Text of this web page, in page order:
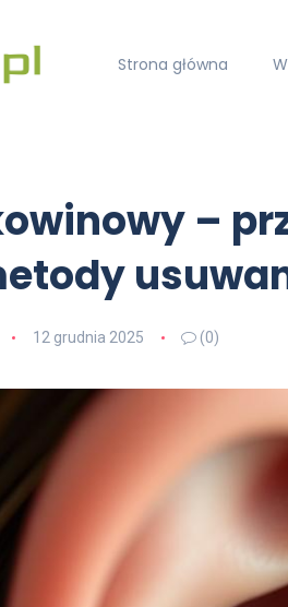
Strona główna
–
12 grudnia 2025 (0)